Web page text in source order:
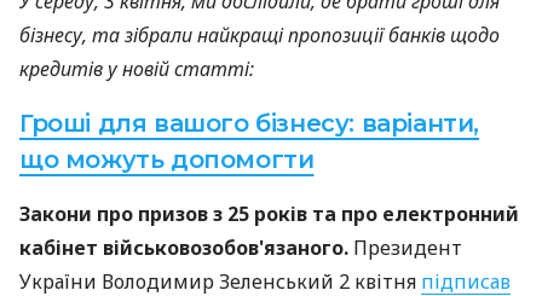
бізнесу, та зібрали найкращі пропозиції банків щодо
кредитів у новій статті:
Гроші для вашого бізнесу: варіанти,
що можуть допомогти
Закони про призов з 25 років та про електронний
кабінет військовозобов'язаного. Президент
України Володимир Зеленський 2 квітня підписав